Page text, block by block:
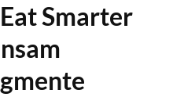
Smarter